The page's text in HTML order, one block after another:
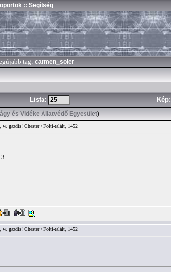
:: Segítség
tag: carmen_soler
Lista: Kép:
és Vidéke Állatvédő Egyesület)
w. gazdis! Chester / Folti-talált, 1452
w. gazdis! Chester / Folti-talált, 1452